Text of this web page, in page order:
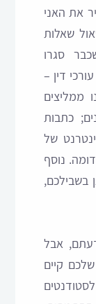
את האני
שאלות
סגרו
דין –
ממליצים
כתבות
של
נוסף
בשבילכם,
אבל
קיים